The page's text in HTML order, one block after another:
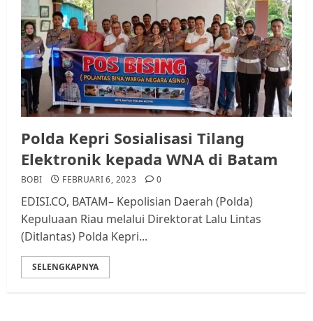
Polda Kepri Sosialisasi Tilang
Elektronik kepada WNA di Batam
BOBI FEBRUARI 6, 2023 0
EDISI.CO, BATAM– Kepolisian Daerah (Polda)
Kepuluaan Riau melalui Direktorat Lalu Lintas
(Ditlantas) Polda Kepri...
SELENGKAPNYA
3
Warga Rempang Ajukan
Audiensi dengan Wali Kota
Batam, Soroti Aktivitas yang
Resahkan Warga
5
Tim Advokasi Desak BP Batam
Berhenti Merampas Tanah
Warga Rempang
JULI 15, 2026 0